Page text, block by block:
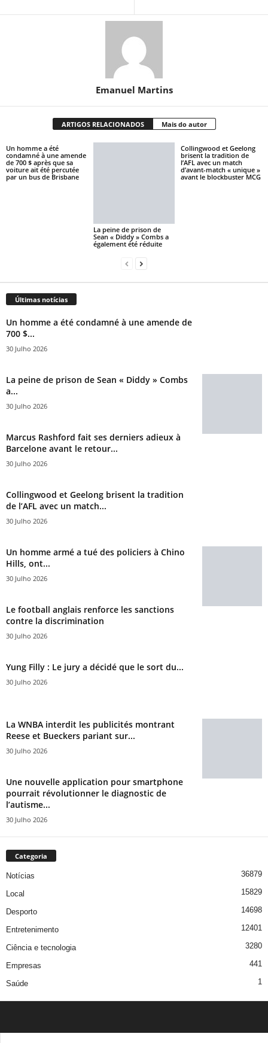
Emanuel Martins
ARTIGOS RELACIONADOS Mais do autor
Un homme a été
condamné à une amende
de 700 $ après que sa
voiture ait été percutée
par un bus de Brisbane
La peine de prison de
Sean « Diddy » Combs a
également été réduite
Collingwood et Geelong
brisent la tradition de
l’AFL avec un match
d’avant-match « unique »
avant le blockbuster MCG
Últimas notícias
Un homme a été condamné à une amende de
700 $...
30 Julho 2026
La peine de prison de Sean « Diddy » Combs
a...
30 Julho 2026
Marcus Rashford fait ses derniers adieux à
Barcelone avant le retour...
30 Julho 2026
Collingwood et Geelong brisent la tradition
de l’AFL avec un match...
30 Julho 2026
Un homme armé a tué des policiers à Chino
Hills, ont...
30 Julho 2026
Le football anglais renforce les sanctions
contre la discrimination
30 Julho 2026
Yung Filly : Le jury a décidé que le sort du...
30 Julho 2026
La WNBA interdit les publicités montrant
Reese et Bueckers pariant sur...
30 Julho 2026
Une nouvelle application pour smartphone
pourrait révolutionner le diagnostic de
l’autisme...
30 Julho 2026
Categoria
Notícias 36879
Local 15829
Desporto 14698
Entretenimento 12401
Ciência e tecnologia 3280
Empresas 441
Saúde 1